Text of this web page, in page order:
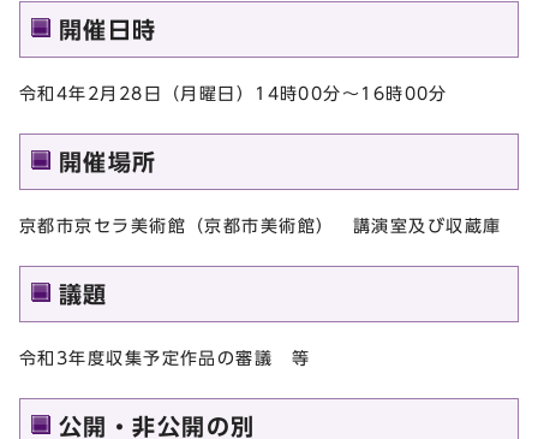
開催日時
令和4年2月28日（月曜日）14時00分～16時00分
開催場所
京都市京セラ美術館（京都市美術館） 講演室及び収蔵庫
議題
令和3年度収集予定作品の審議 等
公開・非公開の別